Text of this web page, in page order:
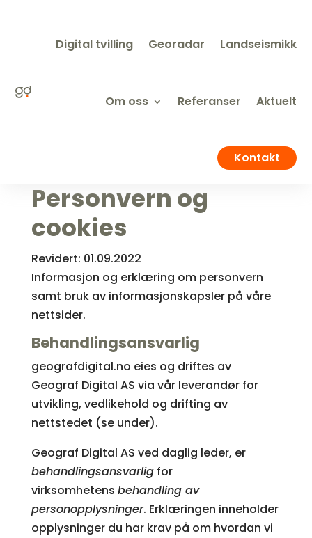
Digital tvilling Georadar Landseismikk
Om oss Referanser Aktuelt
Kontakt
Personvern og
cookies
Revidert: 01.09.2022
Informasjon og erklæring om personvern
samt bruk av informasjonskapsler på våre
nettsider.
Behandlingsansvarlig
geografdigital.no eies og driftes av
Geograf Digital AS via vår leverandør for
utvikling, vedlikehold og drifting av
nettstedet (se under).
Geograf Digital AS ved daglig leder, er
behandlingsansvarligfor
virksomhetens behandling av
personopplysninger. Erklæringen inneholder
opplysninger du har krav på om hvordan vi